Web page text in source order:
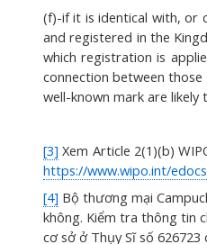
(f)-if it is identical with, or
and registered in the
which registration is
connection between
well-known mark are likely
[3] Xem Article 2(1)(b)
https://www.wipo.int/
[4] Bộ thương mại
không. Kiểm tra thông tin
cơ sở ở Thụy Sĩ số